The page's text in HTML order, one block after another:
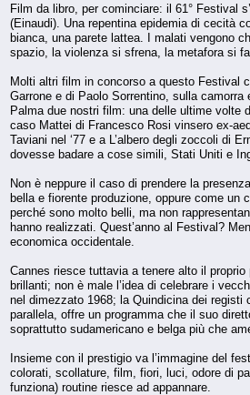
Film da libro, per cominciare: il 61° Festival
(Einaudi). Una repentina epidemia di cecità
bianca, una parete lattea. I malati vengono
spazio, la violenza si sfrena, la metafora si
Molti altri film in concorso a questo Festival
Garrone e di Paolo Sorrentino, sulla
Palma due nostri film: una delle ultime volte
caso Mattei di Francesco Rosi vinsero ex-
Taviani nel ‘77 e a L’albero degli zoccoli di
dovesse badare a cose simili, Stati Uniti e
Non è neppure il caso di prendere la
bella e fiorente produzione, oppure come un
perché sono molto belli, ma non
hanno realizzati. Quest’anno al Festival?
economica occidentale.
Cannes riesce tuttavia a tenere alto il
brillanti; non è male l’idea di celebrare i
nel dimezzato 1968; la Quindicina dei registi
parallela, offre un programma che il suo
soprattutto sudamericano e belga più che
Insieme con il prestigio va l’immagine del
colorati, scollature, film, fiori, luci, odore di
funziona) routine riesce ad appannare.